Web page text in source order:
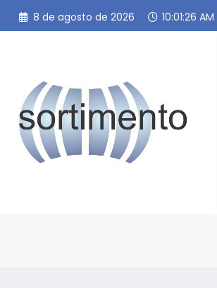
Pular
para
8 de agosto de 2026 10:01:27 AM